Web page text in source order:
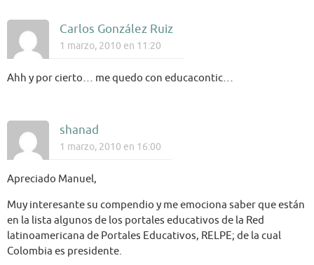
Carlos González Ruiz
1 marzo, 2010 en 11:20
Ahh y por cierto… me quedo con educacontic…
shanad
1 marzo, 2010 en 16:00
Apreciado Manuel,
Muy interesante su compendio y me emociona saber que están
en la lista algunos de los portales educativos de la Red
latinoamericana de Portales Educativos, RELPE; de la cual
Colombia es presidente.